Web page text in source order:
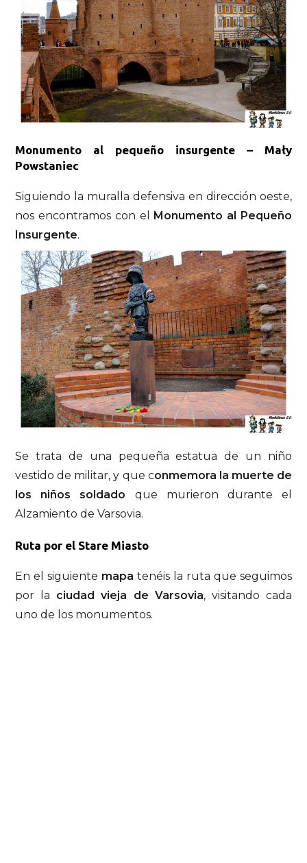
Monumento al pequeño insurgente – Mały
Powstaniec
Siguiendo la muralla defensiva en dirección oeste,
nos encontramos con el
Monumento al Pequeño
Insurgente.
Se trata de una pequeña estatua de un niño
vestido de militar, y que conmemora la muerte de
los niños soldado que murieron durante el
Alzamiento de Varsovia.
Ruta por el Stare Miasto
En el siguiente mapa tenéis la ruta que seguimos
por la ciudad vieja de Varsovia, visitando cada
uno de los monumentos.